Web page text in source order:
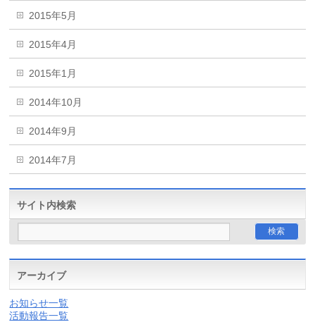
2015年5月
2015年4月
2015年1月
2014年10月
2014年9月
2014年7月
サイト内検索
アーカイブ
お知らせ一覧
活動報告一覧